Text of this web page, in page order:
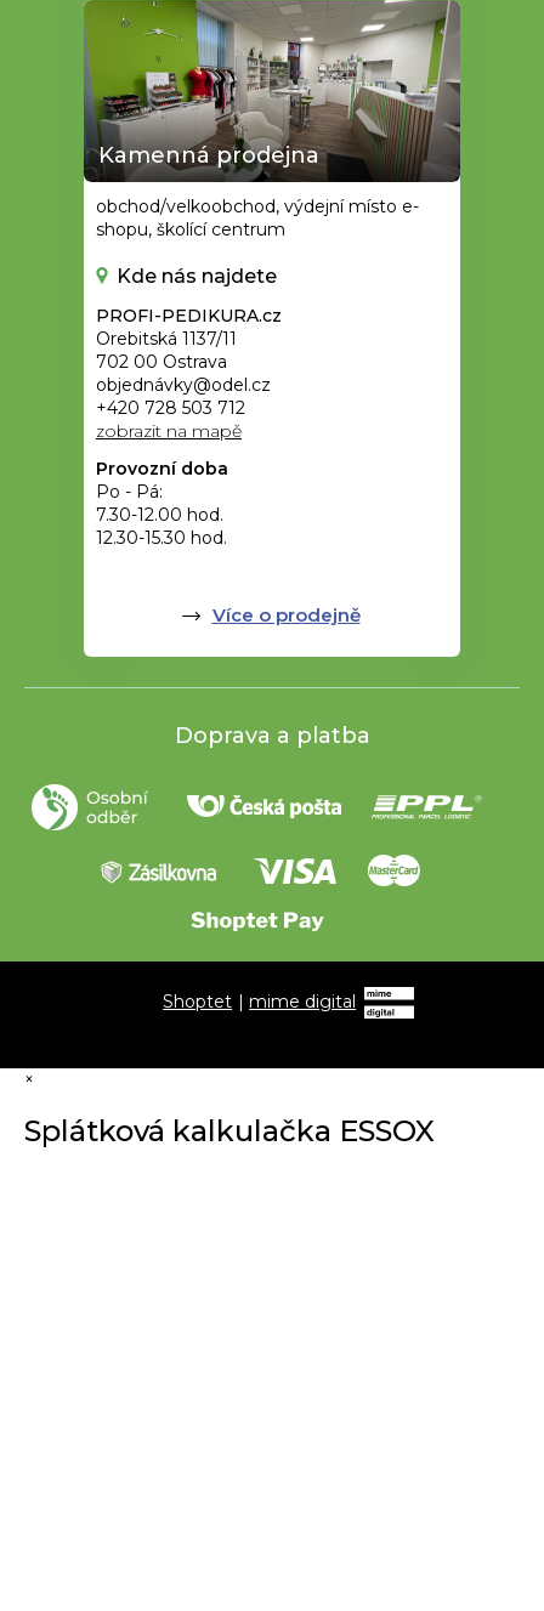
Kamenná prodejna
obchod/velkoobchod, výdejní místo e-
shopu, školící centrum
Kde nás najdete
PROFI-PEDIKURA.cz
Orebitská 1137/11
702 00 Ostrava
objednávky@odel.cz
+420 728 503 712
zobrazit na mapě
Provozní doba
Po - Pá:
7.30-12.00 hod.
12.30-15.30 hod.
Více o prodejně
Doprava a platba
Shoptet |mime digital
×
Splátková kalkulačka ESSOX